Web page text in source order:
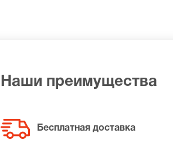
Наши преимущества
Бесплатная доставка